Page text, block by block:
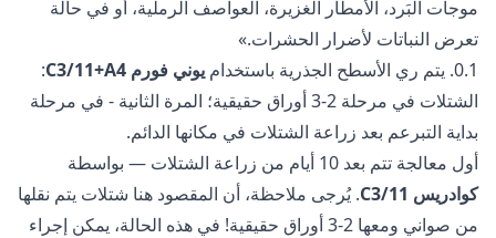
موجات البَرد، الأمطار الغزيرة، العواصف الرملية، أو في حالة
تعرض النباتات لأضرار الحشرات.»
0.1. يتم ري الأسطح الجذرية باستخدام
يوني فورم С3/11+А4
:
الشتلات في مرحلة 2-3 أوراق حقيقية؛ المرة الثانية - في مرحلة
بداية التبرعم بعد زراعة الشتلات في مكانها الدائم.
أول معالجة تتم بعد 10 أيام من زراعة الشتلات — بواسطة
كوادريس С3/11
. يُرجى ملاحظة، أن المقصود هنا شتلات يتم نقلها
من صواني ومعها 2-3 أوراق حقيقية! في هذه الحالة، يمكن إجراء